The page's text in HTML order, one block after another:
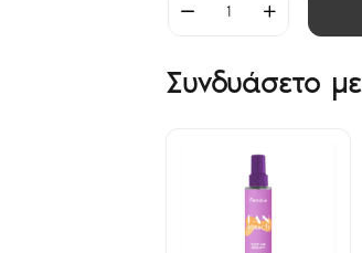
Συνδυάσετο με